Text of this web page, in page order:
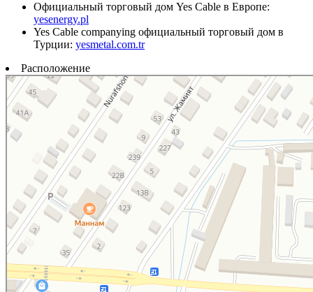
Официальный торговый дом Yes Cable в Европе:
yesenergy.pl
Yes Cable companying официальный торговый дом в
Турции: yesmetal.com.tr
Расположение